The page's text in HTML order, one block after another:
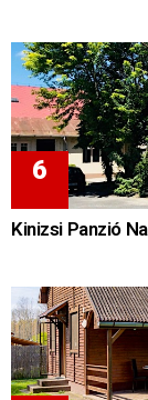
Kinizsi Panzió